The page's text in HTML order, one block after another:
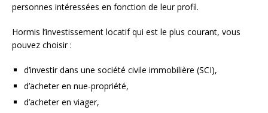
personnes intéressées en fonction de leur profil.
Hormis l’investissement locatif qui est le plus courant, vous
pouvez choisir :
d’investir dans une société civile immobilière (SCI),
d’acheter en nue-propriété,
d’acheter en viager,